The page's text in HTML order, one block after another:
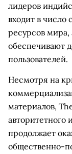
лидеров
входит в
ресурсов
обеспечивают
пользователей.
Несмотря на
материалов,
авторитетного
продолжает
общественно-